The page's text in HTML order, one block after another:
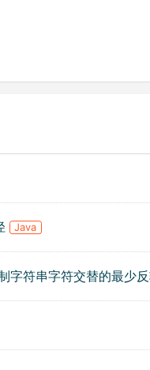
Java
字符串字符交替的最少